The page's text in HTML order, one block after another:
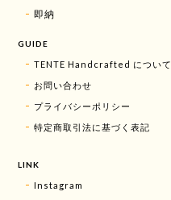
即納
GUIDE
TENTE Handcrafted について
お問い合わせ
プライバシーポリシー
特定商取引法に基づく表記
LINK
Instagram